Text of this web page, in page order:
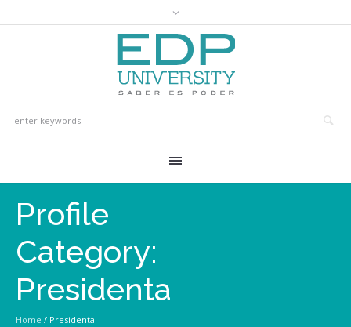
Profile
Category:
Presidenta
Home / Presidenta